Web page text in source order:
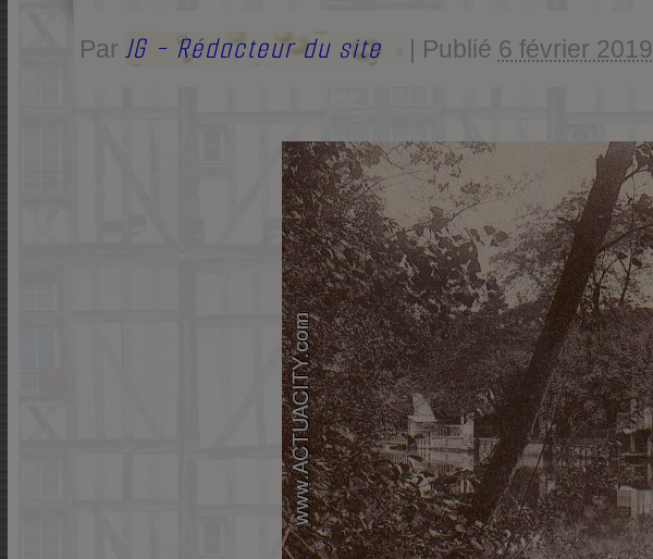
Par JG - Rédacteur du site Publié 6 février 2019